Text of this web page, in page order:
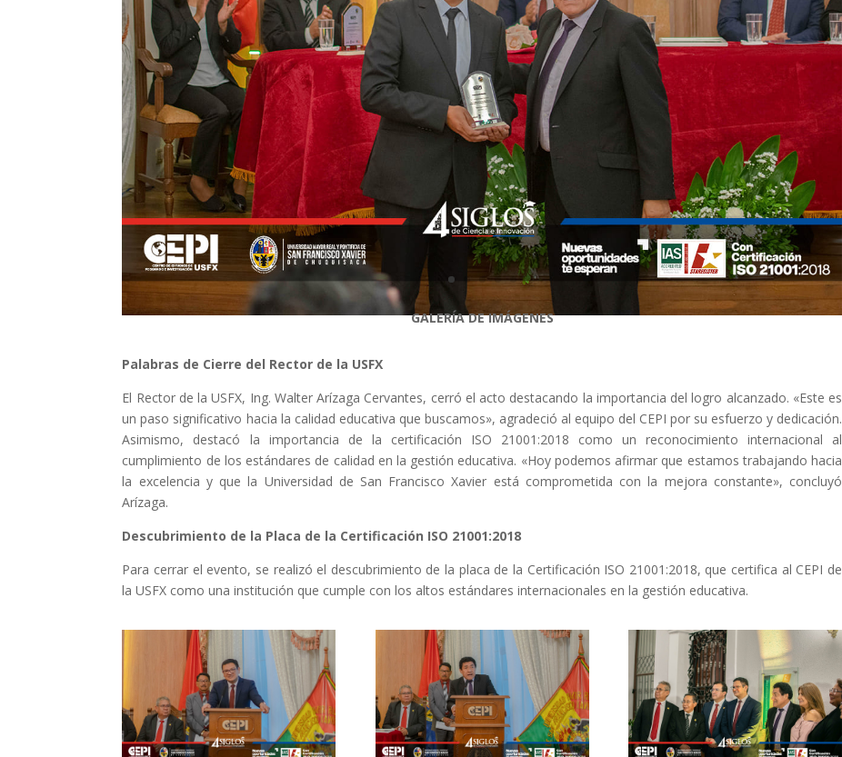
GALERÍA DE IMÁGENES
Palabras de Cierre del Rector de la USFX
El Rector de la USFX, Ing. Walter Arízaga Cervantes, cerró el acto destacando la importancia del logro alcanzado. «Este es
un paso significativo hacia la calidad educativa que buscamos», agradeció al equipo del CEPI por su esfuerzo y dedicación.
Asimismo, destacó la importancia de la certificación ISO 21001:2018 como un reconocimiento internacional al
cumplimiento de los estándares de calidad en la gestión educativa. «Hoy podemos afirmar que estamos trabajando hacia
la excelencia y que la Universidad de San Francisco Xavier está comprometida con la mejora constante», concluyó
Arízaga.
Descubrimiento de la Placa de la Certificación ISO 21001:2018
Para cerrar el evento, se realizó el descubrimiento de la placa de la Certificación ISO 21001:2018, que certifica al CEPI de
la USFX como una institución que cumple con los altos estándares internacionales en la gestión educativa.